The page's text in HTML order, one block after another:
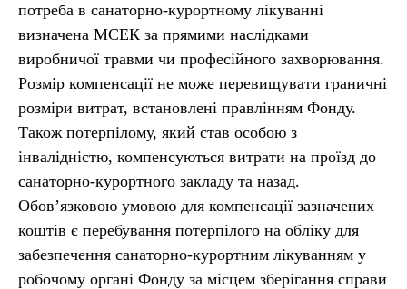
потреба в санаторно-курортному лікуванні
визначена МСЕК за прямими наслідками
виробничої травми чи професійного захворювання.
Розмір компенсації не може перевищувати граничні
розміри витрат, встановлені правлінням Фонду.
Також потерпілому, який став особою з
інвалідністю, компенсуються витрати на проїзд до
санаторно-курортного закладу та назад.
Обов’язковою умовою для компенсації зазначених
коштів є перебування потерпілого на обліку для
забезпечення санаторно-курортним лікуванням у
робочому органі Фонду за місцем зберігання справи